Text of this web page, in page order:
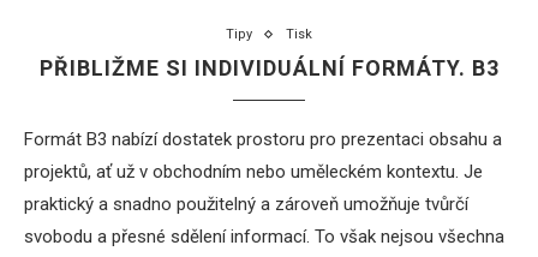
Tipy Tisk
PŘIBLIŽME SI INDIVIDUÁLNÍ FORMÁTY. B3
Formát B3 nabízí dostatek prostoru pro prezentaci obsahu a
projektů, ať už v obchodním nebo uměleckém kontextu. Je
praktický a snadno použitelný a zároveň umožňuje tvůrčí
svobodu a přesné sdělení informací. To však nejsou všechna